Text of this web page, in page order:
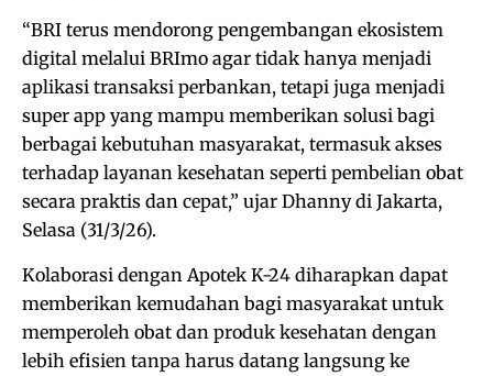
“BRI terus mendorong pengembangan ekosistem
digital melalui BRImo agar tidak hanya menjadi
aplikasi transaksi perbankan, tetapi juga menjadi
super app yang mampu memberikan solusi bagi
berbagai kebutuhan masyarakat, termasuk akses
terhadap layanan kesehatan seperti pembelian obat
secara praktis dan cepat,” ujar Dhanny di Jakarta,
Selasa (31/3/26).
Kolaborasi dengan Apotek K-24 diharapkan dapat
memberikan kemudahan bagi masyarakat untuk
memperoleh obat dan produk kesehatan dengan
lebih efisien tanpa harus datang langsung ke